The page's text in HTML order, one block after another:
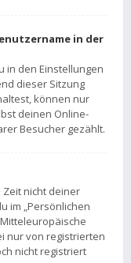
in der
in den Einstellungen
dieser Sitzung
können nur
deinen Online-
Besucher gezählt.
nicht deiner
im „Persönlichen
nur von registrierten
nicht registriert